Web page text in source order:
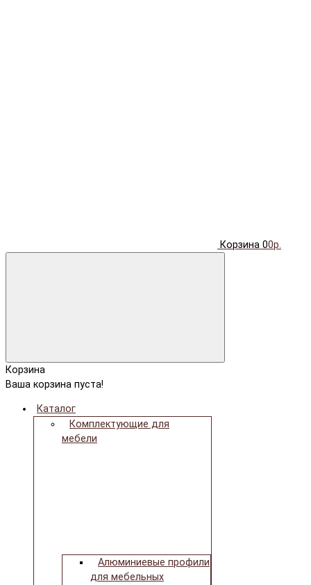
Корзина 00р.
Корзина
Ваша корзина пуста!
Каталог
Комплектующие для
мебели
Алюминиевые профили
для мебельных